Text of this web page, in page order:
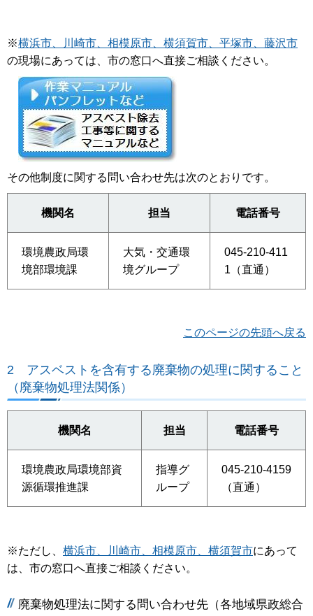
※横浜市、川崎市、相模原市、横須賀市、平塚市、藤沢市
の現場にあっては、市の窓口へ直接ご相談ください。
その他制度に関する問い合わせ先は次のとおりです。
機関名 担当 電話番号
環境農政局環
境部環境課
大気・交通環
境グループ
045-210-411
1（直通）
このページの先頭へ戻る
2 アスベストを含有する廃棄物の処理に関すること
（廃棄物処理法関係）
機関名 担当 電話番号
環境農政局環境部資
源循環推進課
指導グ
ループ
045-210-4159
（直通）
※ただし、 横浜市、川崎市、相模原市、横須賀市にあって
は、市の窓口へ直接ご相談ください。
廃棄物処理法に関する問い合わせ先（各地域県政総合